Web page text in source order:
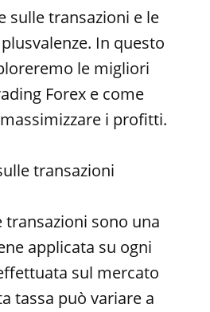
sulle transazioni e le
In questo
le migliori
Forex e come
i profitti.
transazioni
transazioni sono una
applicata su ogni
sul mercato
tassa può variare a